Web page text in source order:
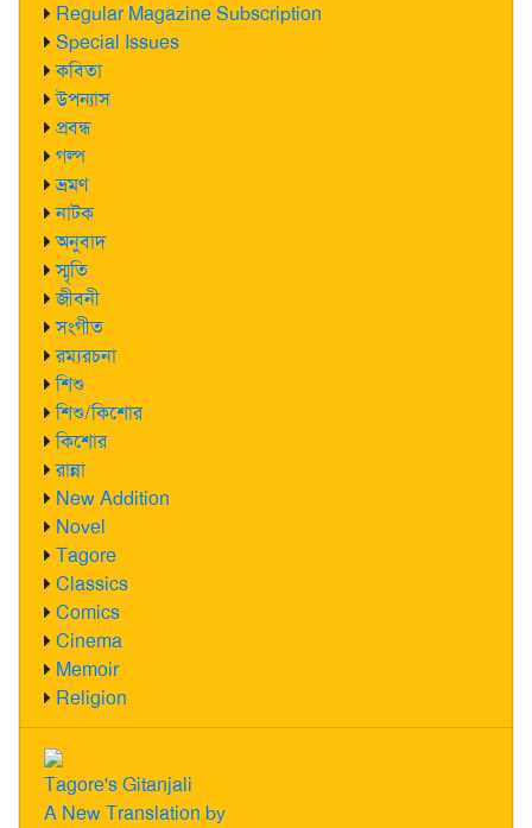
Regular Magazine Subscription
Special Issues
কবিতা
উপন্যাস
প্রবন্ধ
গল্প
ভ্রমণ
নাটক
অনুবাদ
স্মৃতি
জীবনী
সংগীত
রম্যরচনা
শিশু
শিশু/কিশোর
কিশোর
রান্না
New Addition
Novel
Tagore
Classics
Comics
Cinema
Memoir
Religion
Tagore's Gitanjali
A New Translation by